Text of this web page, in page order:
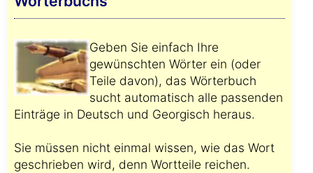
Geben Sie einfach Ihre
gewünschten Wörter ein (oder
Teile davon), das Wörterbuch
sucht automatisch alle passenden
Einträge in Deutsch und Georgisch heraus.
Sie müssen nicht einmal wissen, wie das Wort
geschrieben wird, denn Wortteile reichen.